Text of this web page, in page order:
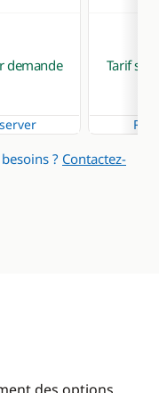
demande Tarif sur
? Contactez-